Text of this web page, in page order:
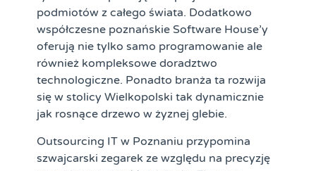
podmiotów z całego świata. Dodatkowo
współczesne poznańskie Software House’y
oferują nie tylko samo programowanie ale
również kompleksowe doradztwo
technologiczne. Ponadto branża ta rozwija
się w stolicy Wielkopolski tak dynamicznie
jak rosnące drzewo w żyznej glebie.
Outsourcing IT w Poznaniu przypomina
szwajcarski zegarek ze względu na precyzję